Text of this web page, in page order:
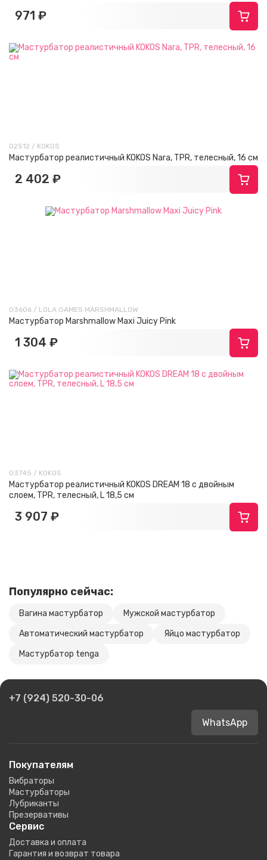
971 ₽
02512 / KOKOS
Мастурбатор реалистичный KOKOS Nara, TPR, телесный, 16 см
2 402 ₽
03606 / LOLA GAMES MARSHMALLOW
Мастурбатор Marshmallow Maxi Juicy Pink
1 304 ₽
03745 / KOKOS
Мастурбатор реалистичный KOKOS DREAM 18 с двойным
слоем, TPR, телесный, L 18,5 см
3 907 ₽
Популярно сейчас:
Вагина мастурбатор
Мужской мастурбатор
Автоматический мастурбатор
Яйцо мастурбатор
Мастурбатор tenga
+7 (924) 520-30-06
WhatsApp
Покупателям
Вибраторы
Мастурбаторы
Лубриканты
Презервативы
Сервис
Доставка и оплата
Гарантия и возврат товара